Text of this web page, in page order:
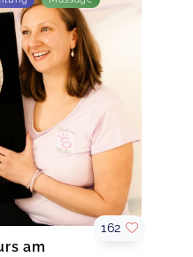
am
162